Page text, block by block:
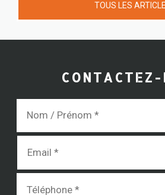
TOUS LES
CONTACTEZ-